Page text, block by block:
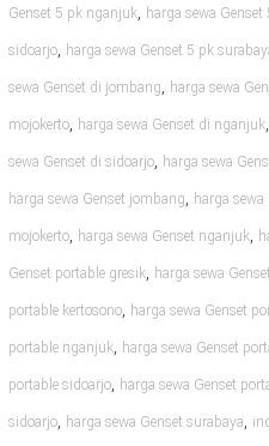
Genset 5 pk nganjuk, harga sewa
sidoarjo, harga sewa Genset 5 pk
sewa Genset di jombang, harga sewa
mojokerto, harga sewa Genset di nganjuk,
sewa Genset di sidoarjo, harga sewa
harga sewa Genset jombang, harga sewa
mojokerto, harga sewa Genset nganjuk,
Genset portable gresik, harga sewa
portable kertosono, harga sewa Genset
portable nganjuk, harga sewa Genset
portable sidoarjo, harga sewa Genset
sidoarjo, harga sewa Genset surabaya,